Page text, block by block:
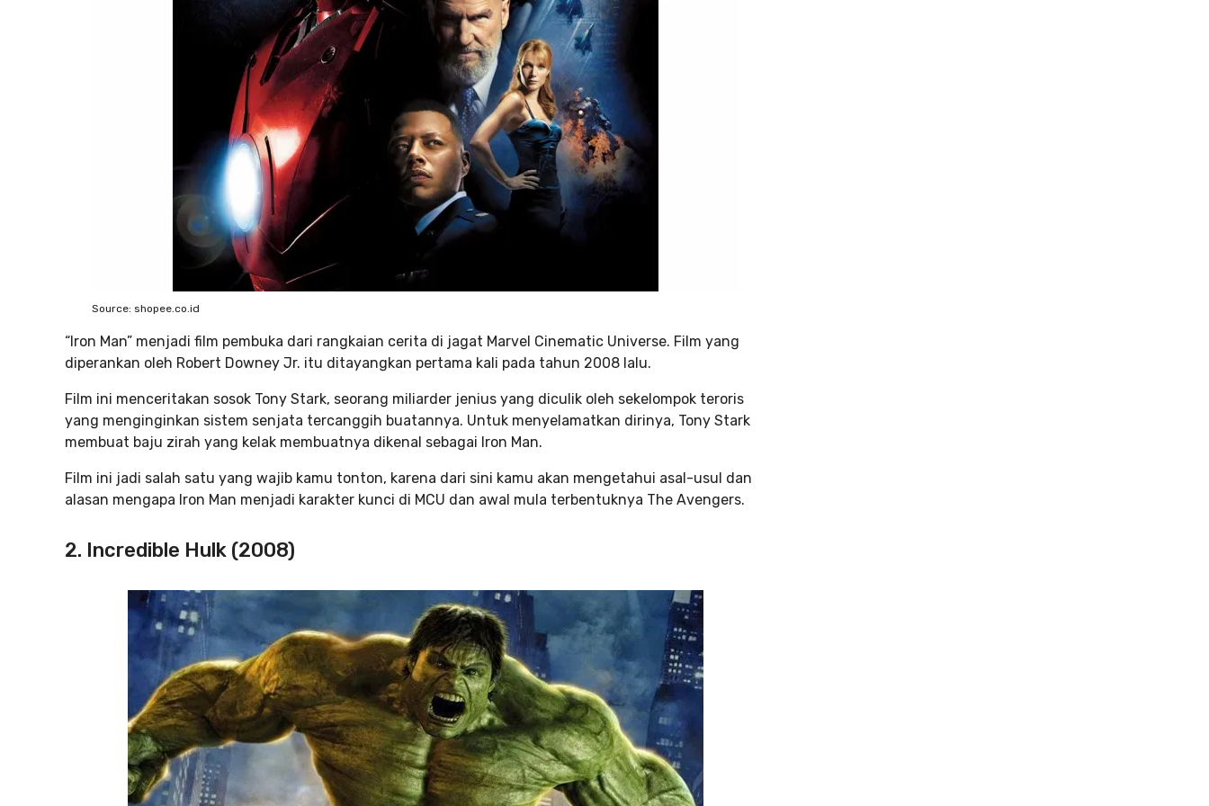
Source: shopee.co.id
“Iron Man” menjadi film pembuka dari rangkaian cerita di jagat Marvel Cinematic Universe. Film yang
diperankan oleh Robert Downey Jr. itu ditayangkan pertama kali pada tahun 2008 lalu.
Film ini menceritakan sosok Tony Stark, seorang miliarder jenius yang diculik oleh sekelompok teroris
yang menginginkan sistem senjata tercanggih buatannya. Untuk menyelamatkan dirinya, Tony Stark
membuat baju zirah yang kelak membuatnya dikenal sebagai Iron Man.
Film ini jadi salah satu yang wajib kamu tonton, karena dari sini kamu akan mengetahui asal-usul dan
alasan mengapa Iron Man menjadi karakter kunci di MCU dan awal mula terbentuknya The Avengers.
2. Incredible Hulk (2008)